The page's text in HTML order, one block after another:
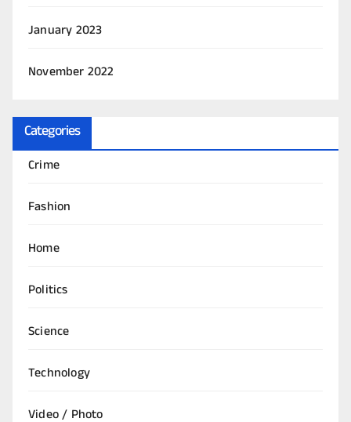
January 2023
November 2022
Categories
Crime
Fashion
Home
Politics
Science
Technology
Video / Photo